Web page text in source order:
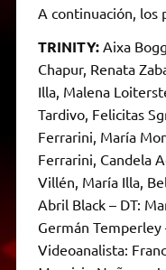
A continuación, los
TRINITY: Aixa
Chapur, Renata
Illa, Malena
Tardivo, Felicitas
Ferrarini, María
Ferrarini, Candela
Villén, María Illa,
Abril Black – DT:
Germán Temperley
Videoanalista: